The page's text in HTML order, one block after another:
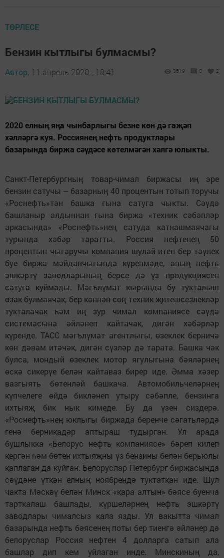
ТӨРЛЕСЕ
Бензин кытлыгы булмасмы?
Автор, 11 апрель 2020 - 18:41 3519 0 2
2020 елның яңа чынбарлыгы безне көн дә гаҗәп
хәлләргә куя. Россиянең нефть продуктлары
базарында биржа сәүдәсе көтелмәгән хәлгә юлыкты.
Санкт-Петербургның товар-чимал биржасы иң эре
бензин сатучы – базарның 40 процентын тотып торучы
«Роснефть»тән башка гына сатуга чыкты. Сәүдә
башланыр алдыннан гына биржа «техник сәбәпләр
аркасында» «Роснефть»нең сатуда катнашмаячагы
турында хәбәр таратты. Россия нефтенең 50
процентын чыгаручы компания шулай итеп бер тәүлек
буе биржа мәйданчыгында күренмәде, аның нефть
эшкәртү заводларының берсе дә үз продукциясен
сатуга куймады. Мәгълүмат кырында бу тукталыш
озак булмаячак, бер көннән соң техник җитешсезлекләр
тукталачак һәм иң зур чимал компаниясе сәүдә
системасына әйләнеп кайтачак, дигән хәбәрләр
күренде. ТАСС мәгълүмат агентлыгы, өзеклек берничә
көн дәвам итәчәк, дигән сүзләр дә тарата. Башка чак
булса, мондый өзеклек мотор ягулыгына бәяләрнең
өскә сикерүе белән кайтаваз бирер иде. Әмма хәзер
вазгыять бөтенләй башкача. Автомобильчеләрнең
күпчелеге өйдә бикләнеп утыру сәбәпле, бензинга
ихтыяҗ бик нык кимеде. Бу да үзен сиздерә.
«Роснефть»нең юклыгы биржада беренче сәгатьләрдә
генә берникадәр аптыраш тудырган. Ул арада
бушлыкка «Белорус нефть компаниясе» бәреп килеп
кергән һәм бөтен ихтыяҗны үз бензины белән берь­юлы
каплаган да куйган. Белоруслар Петербург биржасында
сәүдәне үткән елның ноябрендә туктаткан иде. Шул
чакта Мәскәү белән Минск «кара алтын» бәясе буенча
тарткалаш башлады, күршеләрнең нефть эшкәртү
заводлары чималсыз кала язды. Ул вакытта чимал
базарында нефть бәясенең поты бер тиенгә әйләнер дә
белоруслар Россия нефтен 4 долларга сатып ала
башлар дип кем уйлаган инде. Минскиның да,